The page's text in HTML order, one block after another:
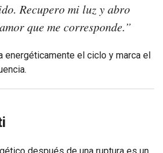
Recupero mi luz y abro
que me corresponde.”
energéticamente el ciclo y marca el